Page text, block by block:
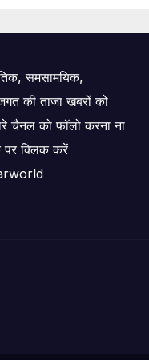
समसामयिक,
की ताजा खबरों को
चैनल को फॉलो करना ना
क्लिक करें